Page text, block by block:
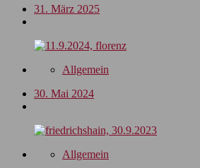
31. März 2025
Allgemein
30. Mai 2024
Allgemein